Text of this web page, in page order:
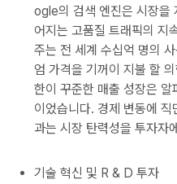
ogle의 검색 엔진은 시장을
어지는 고품질 트래픽의 지
주는 전 세계 수십억 명의
엄 가격을 기꺼이 지불 할
한이 꾸준한 매출 성장은
이었습니다. 경제 변동에
과는 시장 탄력성을 투자자
기술 혁신 및 R & D 투자